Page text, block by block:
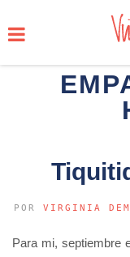
POR VIRGINIA
Para mi, septiembre